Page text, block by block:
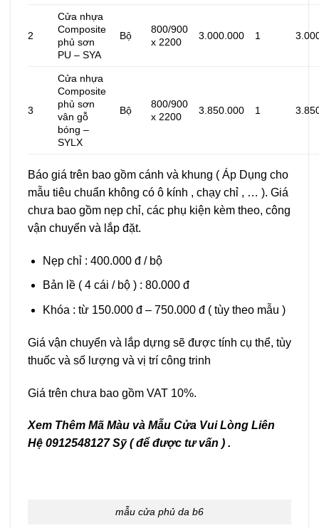
2
Cửa nhựa
Composite
phủ sơn
PU – SYA
Bộ
800/900
x 2200
3.000.000 1
3
Cửa nhựa
Composite
phủ sơn
vân gỗ
bóng –
SYLX
Bộ
800/900
x 2200
3.850.000 1
Báo giá trên bao gồm cánh và khung ( Áp Dụng cho
mẫu tiêu chuẩn không có ô kính , chạy chỉ , … ). Giá
chưa bao gồm nẹp chỉ, các phụ kiện kèm theo, công
vận chuyển và lắp đặt.
Nẹp chỉ : 400.000 đ / bộ
Bản lề ( 4 cái / bộ ) : 80.000 đ
Khóa : từ 150.000 đ – 750.000 đ ( tùy theo mẫu )
Giá vận chuyển và lắp dựng sẽ được tính cụ thể, tùy
thuốc và số lượng và vị trí công trinh
Giá trên chưa bao gồm VAT 10%.
Xem Thêm Mã Màu và Mẫu Cửa Vui Lòng Liên
Hệ 0912548127 Sỹ ( để được tư vấn ) .
mẫu cửa phủ da b6